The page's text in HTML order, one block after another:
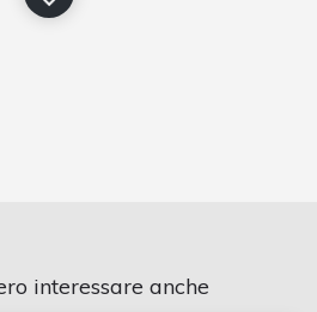
interessare anche